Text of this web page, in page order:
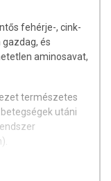
fehérje-, cink-
és
aminosavat,
természetes
utáni